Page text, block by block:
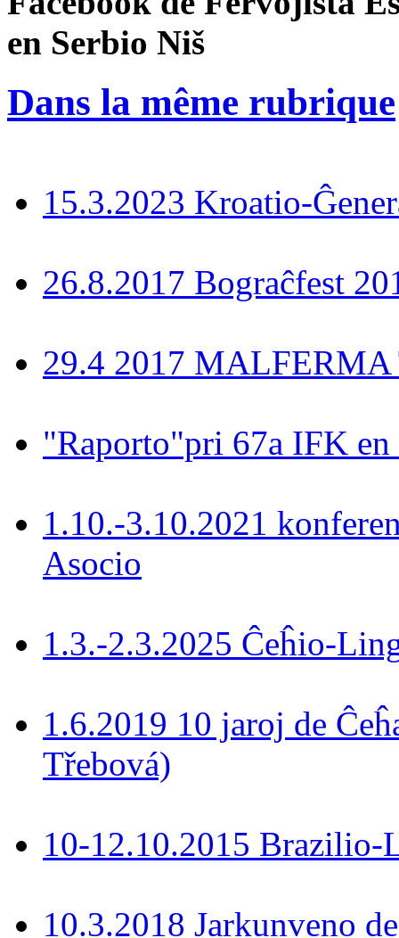
en Serbio Niš
Dans la même rubrique
15.3.2023 Kroatio-
26.8.2017 Bograĉfest
29.4 2017
"Raporto"pri 67a IFK
1.10.-3.10.2021
Asocio
1.3.-2.3.2025 Ĉeĥio-
1.6.2019 10 jaroj de
Třebová)
10-12.10.2015
10.3.2018 Jarkunveno